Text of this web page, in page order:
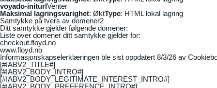
voyado-initurlVenter
Maksimal lagringsvarighet: ØktType: HTML lokal lagring
Samtykke på tvers av domener2
Ditt samtykke gjelder følgende domener:
Liste over domener ditt samtykke gjelder for:
checkout.floyd.no
www.floyd.no
Informasjonskapselerklæringen ble sist oppdatert 8/3/26 av
[#IABV2_TITLE#]
[#IABV2_BODY_INTRO#]
[#IABV2_BODY_LEGITIMATE_INTEREST_INTRO#]
[#IABV2_BODY_PREFERENCE_INTRO#]